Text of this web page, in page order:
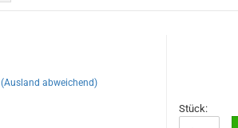
(Ausland abweichend)
Stück: